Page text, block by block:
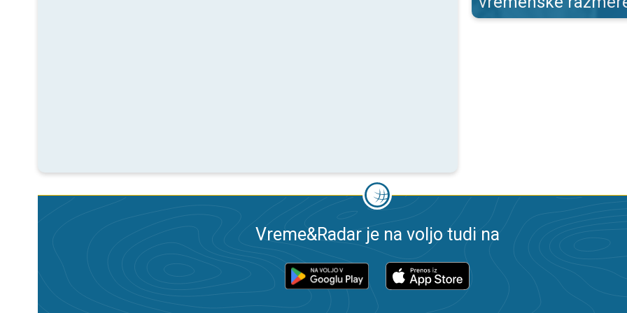
Vreme&Radar je na voljo tudi na